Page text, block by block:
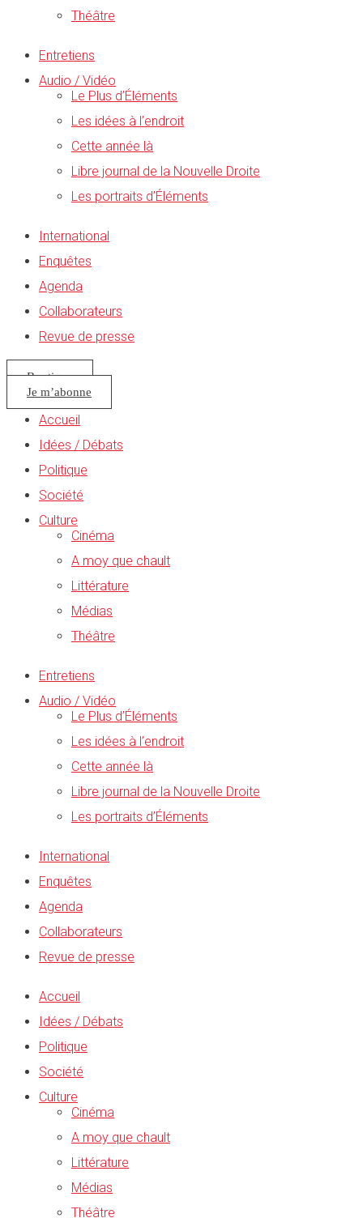
Théâtre
Entretiens
Audio / Vidéo
Le Plus d’Éléments
Les idées à l’endroit
Cette année là
Libre journal de la Nouvelle Droite
Les portraits d’Éléments
International
Enquêtes
Agenda
Collaborateurs
Revue de presse
Boutique
Je m’abonne
Accueil
Idées / Débats
Politique
Société
Culture
Cinéma
A moy que chault
Littérature
Médias
Théâtre
Entretiens
Audio / Vidéo
Le Plus d’Éléments
Les idées à l’endroit
Cette année là
Libre journal de la Nouvelle Droite
Les portraits d’Éléments
International
Enquêtes
Agenda
Collaborateurs
Revue de presse
Accueil
Idées / Débats
Politique
Société
Culture
Cinéma
A moy que chault
Littérature
Médias
Théâtre